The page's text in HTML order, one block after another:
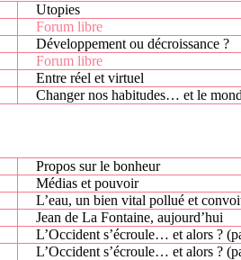
Utopies
Forum libre
Développement ou décroissance ?
Forum libre
Entre réel et virtuel
Changer nos habitudes… et le
Propos sur le bonheur
Médias et pouvoir
L’eau, un bien vital pollué et
Jean de La Fontaine, aujourd’hui
L’Occident s’écroule… et alors ?
L’Occident s’écroule… et alors ?